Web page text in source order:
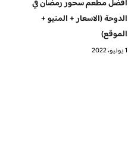
أفضل مطعم سحور رمضان في
الدوحة (الاسعار + المنيو +
الموقع)
1 يونيو، 2022